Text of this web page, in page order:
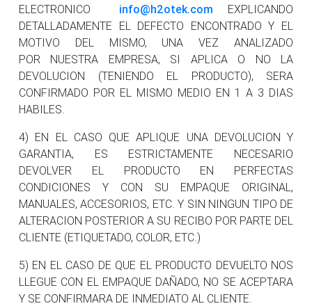
ELECTRONICO info@h2otek.com EXPLICANDO
DETALLADAMENTE EL DEFECTO ENCONTRADO Y EL
MOTIVO DEL MISMO, UNA VEZ ANALIZADO
POR NUESTRA EMPRESA, SI APLICA O NO LA
DEVOLUCION (TENIENDO EL PRODUCTO), SERA
CONFIRMADO POR EL MISMO MEDIO EN 1 A 3 DIAS
HABILES.
4) EN EL CASO QUE APLIQUE UNA DEVOLUCION Y
GARANTIA, ES ESTRICTAMENTE NECESARIO
DEVOLVER EL PRODUCTO EN PERFECTAS
CONDICIONES Y CON SU EMPAQUE ORIGINAL,
MANUALES, ACCESORIOS, ETC. Y SIN NINGUN TIPO DE
ALTERACION POSTERIOR A SU RECIBO POR PARTE DEL
CLIENTE (ETIQUETADO, COLOR, ETC.)
5) EN EL CASO DE QUE EL PRODUCTO DEVUELTO NOS
LLEGUE CON EL EMPAQUE DAÑADO, NO SE ACEPTARA
Y SE CONFIRMARA DE INMEDIATO AL CLIENTE.